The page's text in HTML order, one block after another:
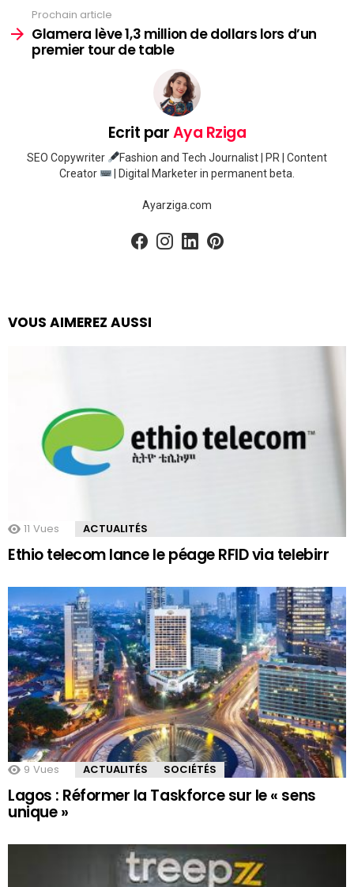
Prochain article
Glamera lève 1,3 million de dollars lors d’un
premier tour de table
Ecrit parAya Rziga
SEO Copywriter
Fashion and Tech Journalist | PR | Content
Creator
| Digital Marketer in permanent beta.
Ayarziga.com
VOUS AIMEREZ AUSSI
11 Vues ACTUALITÉS
Ethio telecom lance le péage RFID via telebirr
9 Vues ACTUALITÉS SOCIÉTÉS
Lagos : Réformer la Taskforce sur le « sens
unique »